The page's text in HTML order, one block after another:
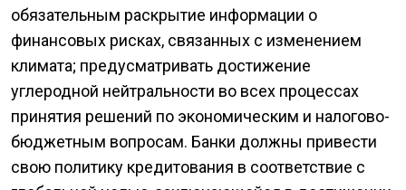
обязательным раскрытие информации о
финансовых рисках, связанных с изменением
климата; предусматривать достижение
углеродной нейтральности во всех процессах
принятия решений по экономическим и налогово-
бюджетным вопросам. Банки должны привести
свою политику кредитования в соответствие с